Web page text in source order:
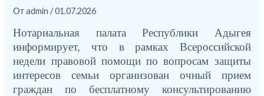
Отadmin/01.07.2026
Нотариальная палата Республики Адыгея
информирует, что в рамках Всероссийской
недели правовой помощи по вопросам защиты
интересов семьи организован очный прием
граждан по бесплатному консультированию